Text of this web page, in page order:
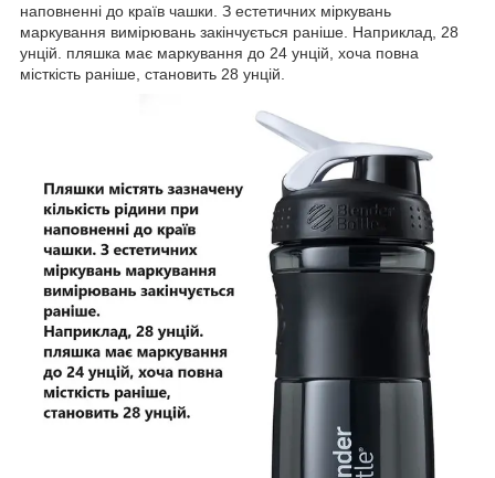
наповненні до країв чашки. З естетичних міркувань
маркування вимірювань закінчується раніше. Наприклад, 28
унцій. пляшка має маркування до 24 унцій, хоча повна
місткість раніше, становить 28 унцій.